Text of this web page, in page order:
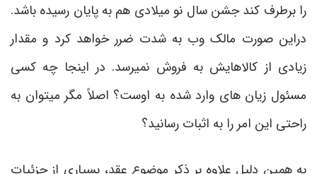
را برطرف کند جشن سال نو میلادی هم به پایان رسیده باشد.
دراین صورت مالک وب به شدت ضرر خواهد کرد و مقدار
زیادی از کالاهایش به فروش نمی­رسد. در اینجا چه کسی
مسئول زیان های وارد شده به اوست؟ اصلاً مگر می­توان به
راحتی این امر را به اثبات رسانید؟